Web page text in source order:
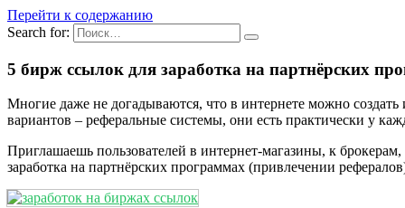
Перейти к содержанию
Search for:
5 бирж ссылок для заработка на партнёрских
Многие даже не догадываются, что в интернете можно
вариантов – реферальные системы, они есть практически у
Приглашаешь пользователей в интернет-магазины, к
заработка на партнёрских программах (привлечении